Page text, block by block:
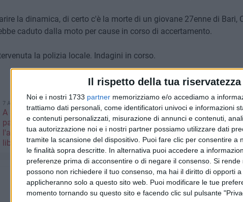
Il rispetto della tua
Noi e i nostri 1733 partner memorizziamo e/o accediamo a
trattiamo dati personali, come identificatori univoci e informazioni
e contenuti personalizzati, misurazione di annunci e contenuti,
tua autorizzazione noi e i nostri partner possiamo utilizzare dati
tramite la scansione del dispositivo. Puoi fare clic per consentire
le finalità sopra descritte. In alternativa puoi accedere a
preferenze prima di acconsentire o di negare il consenso. Si rende
possono non richiedere il tuo consenso, ma hai il diritto di opporti
applicheranno solo a questo sito web. Puoi modificare le tue
momento tornando su questo sito e facendo clic sul pulsante
la dinamica, di certo c'è la morte di un giovane 27enne di Bari,
caduto dalla moto per cause in corso di accertamento.
la polizia locale. Indagini in corso.
7 AGOSTO 2026
A San Girolamo posizionata la
passerella per migliorare
l'accessibilità della spiaggia
libera
Appello alla
professioni
un confronto sul
studi